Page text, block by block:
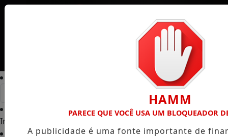
Início
HAMM
PARECE QUE VOCÊ USA UM BLOQUEADOR
A publicidade é uma fonte importante de